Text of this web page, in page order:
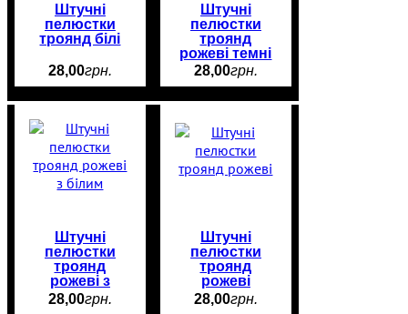
Штучні
пелюстки
троянд білі
28,00грн.
Штучні
пелюстки
троянд
рожеві темні
28,00грн.
Штучні
пелюстки
троянд
рожеві з
білим
28,00грн.
Штучні
пелюстки
троянд
рожеві
28,00грн.